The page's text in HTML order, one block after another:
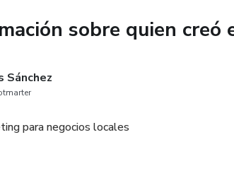
sobre quien creó
Sánchez
para negocios locales